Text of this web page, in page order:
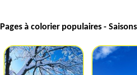
Pages à colorier populaires - Saisons